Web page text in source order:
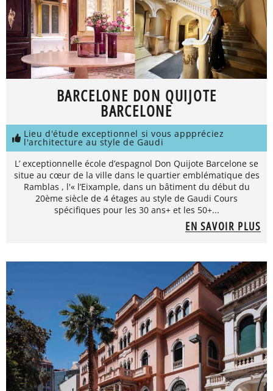
BARCELONE DON QUIJOTE
BARCELONE
Lieu d'étude exceptionnel si vous apppréciez
l'architecture au style de Gaudi
L’ exceptionnelle école d’espagnol Don Quijote Barcelone se
situe au cœur de la ville dans le quartier emblématique des
Ramblas , l'« l’Eixample, dans un bâtiment du début du
20ème siècle de 4 étages au style de Gaudi Cours
spécifiques pour les 30 ans+ et les 50+...
EN SAVOIR PLUS